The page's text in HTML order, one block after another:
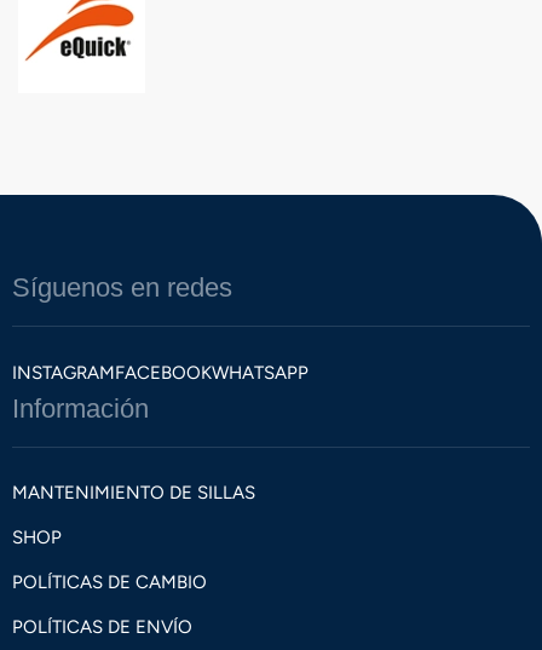
Síguenos en redes
INSTAGRAMFACEBOOKWHATSAPP
Información
MANTENIMIENTO DE SILLAS
SHOP
POLÍTICAS DE CAMBIO
POLÍTICAS DE ENVÍO